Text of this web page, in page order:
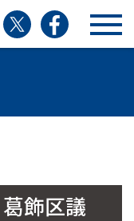
InstagramTwitter Facebook
飾区議